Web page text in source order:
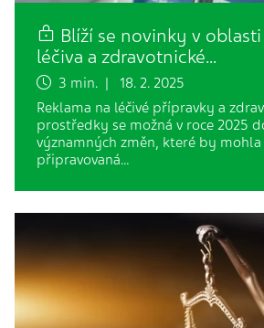
Blíží se novinky v
léčiva a zdravotnické…
3 min. | 18. 2. 2025
Reklama na léčivé přípravky a
prostředky se možná v roce 2025
významných změn, které by
připravovaná…